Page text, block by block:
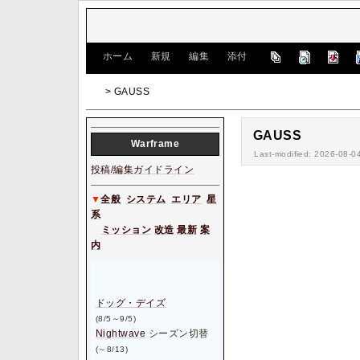
ホーム 新規 編集 添付
> GAUSS
GAUSS
Last-modified: 2026-08-
Warframe
投稿/編集ガイドライン
▼全般 システム エリア 星
系
ミッション 改造 最新 案
内
ドッグ・デイズ
(8/5～9/5)
Nightwave シーズン切替
(～8/13)